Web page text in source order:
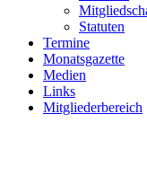
Statuten
Termine
Monatsgazette
Medien
Links
Mitgliederbereich